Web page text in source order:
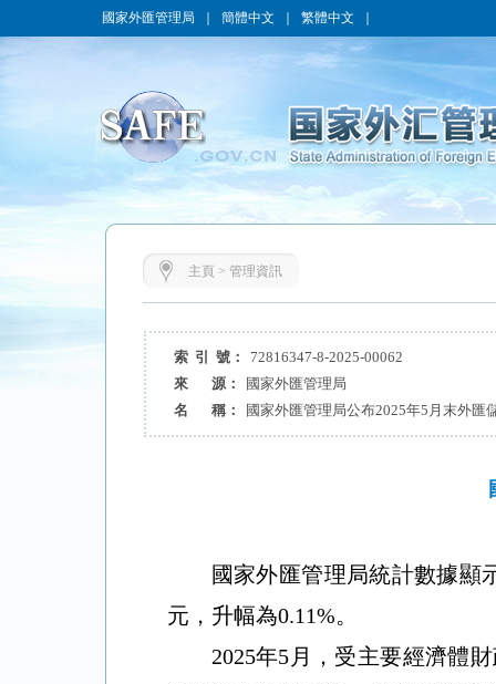
國家外匯管理局 簡體中文 繁體中文
主頁 > 管理資訊
索 引 號：
72816347-8-2025-00062
來 源：
國家外匯管理局
名 稱：
國家外匯管理局公布2025年5月末外匯
國家外匯管理局統計數據顯
元，升幅為0.11%。
2025年5 月，受主要經濟體